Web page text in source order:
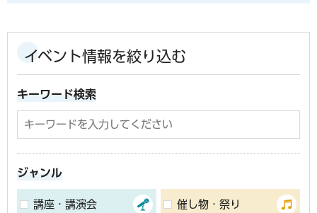
イベント情報を絞り込む
キーワード検索
ジャンル
講座・講演会 催し物・祭り